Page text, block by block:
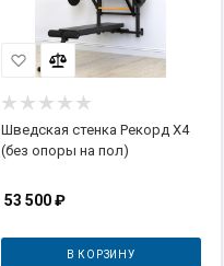
Шведская стенка Рекорд X4
(без опоры на пол)
53 500₽
В КОРЗИНУ